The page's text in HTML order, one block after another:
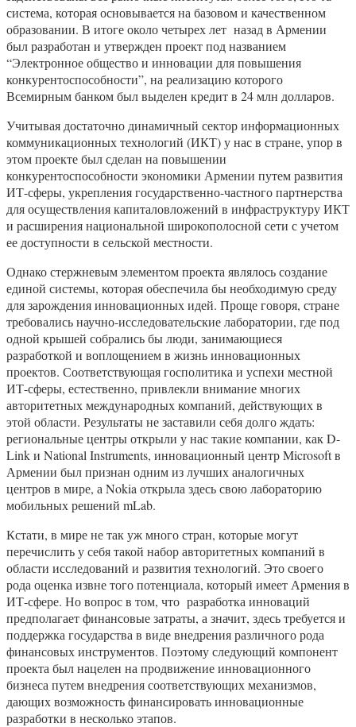
система, которая основывается на базовом и качественном
образовании. В итоге около четырех лет назад в Армении
был разработан и утвержден проект под названием
“Электронное общество и инновации для повышения
конкурентоспособности”, на реализацию которого
Всемирным банком был выделен кредит в 24 млн долларов.
Учитывая достаточно динамичный сектор информационных
коммуникационных технологий (ИКТ) у нас в стране, упор в
этом проекте был сделан на повышении
конкурентоспособности экономики Армении путем развития
ИТ-сферы, укрепления государственно-частного партнерства
для осуществления капиталовложений в инфраструктуру ИКТ
и расширения национальной широкополосной сети с учетом
ее доступности в сельской местности.
Однако стержневым элементом проекта являлось создание
единой системы, которая обеспечила бы необходимую среду
для зарождения инновационных идей. Проще говоря, стране
требовались научно-исследовательские лаборатории, где под
одной крышей собрались бы люди, занимающиеся
разработкой и воплощением в жизнь инновационных
проектов. Соответствующая госполитика и успехи местной
ИТ-сферы, естественно, привлекли внимание многих
авторитетных международных компаний, действующих в
этой области. Результаты не заставили себя долго ждать:
региональные центры открыли у нас такие компании, как D-
Link и National Instruments, инновационный центр Microsoft в
Армении был признан одним из лучших аналогичных
центров в мире, а Nokia открыла здесь свою лабораторию
мобильных решений mLab.
Кстати, в мире не так уж много стран, которые могут
перечислить у себя такой набор авторитетных компаний в
области исследований и развития технологий. Это своего
рода оценка извне того потенциала, который имеет Армения в
ИТ-сфере. Но вопрос в том, что разработка инноваций
предполагает финансовые затраты, а значит, здесь требуется и
поддержка государства в виде внедрения различного рода
финансовых инструментов. Поэтому следующий компонент
проекта был нацелен на продвижение инновационного
бизнеса путем внедрения соответствующих механизмов,
дающих возможность финансировать инновационные
разработки в несколько этапов.